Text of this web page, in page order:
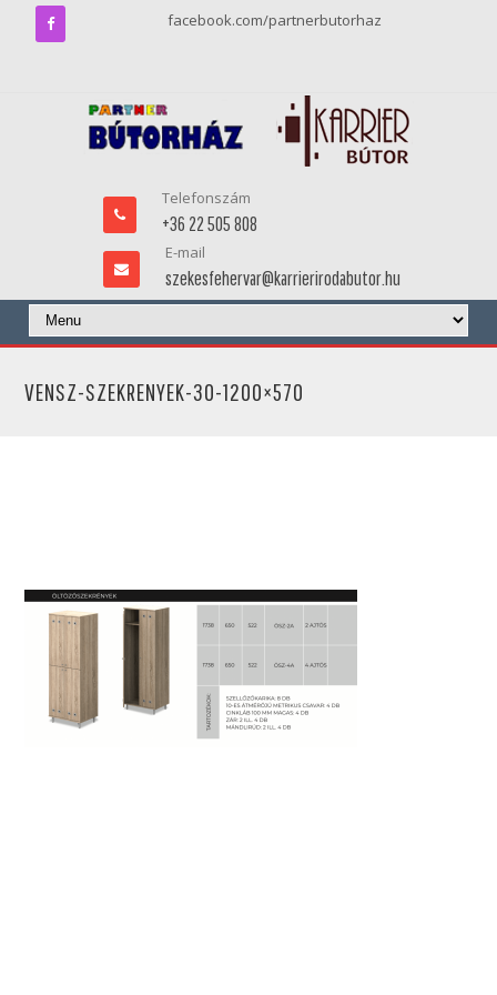
facebook.com/partnerbutorhaz
Telefonszám
+36 22 505 808
E-mail
szekesfehervar@karrierirodabutor.hu
VENSZ-SZEKRENYEK-30-1200×570